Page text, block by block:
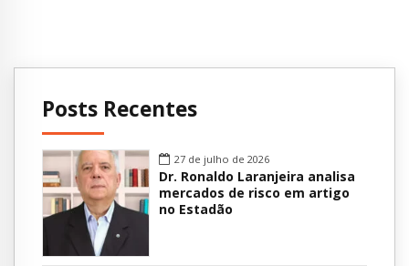
Posts Recentes
27 de julho de 2026
Dr. Ronaldo Laranjeira analisa
mercados de risco em artigo
no Estadão